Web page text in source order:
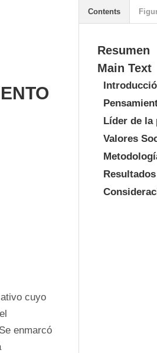
cuyo
enmarcó
Resumen
Main Text
Líder de la
Valores
Resultados
Contents